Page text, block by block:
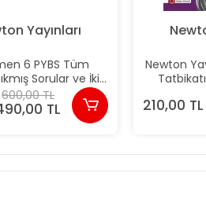
Yayınları
6 PYBS Tüm
Sorular ve İkiz
2020 – 2025 Yeni
600,00 TL
TL
Newton
210,00 TL